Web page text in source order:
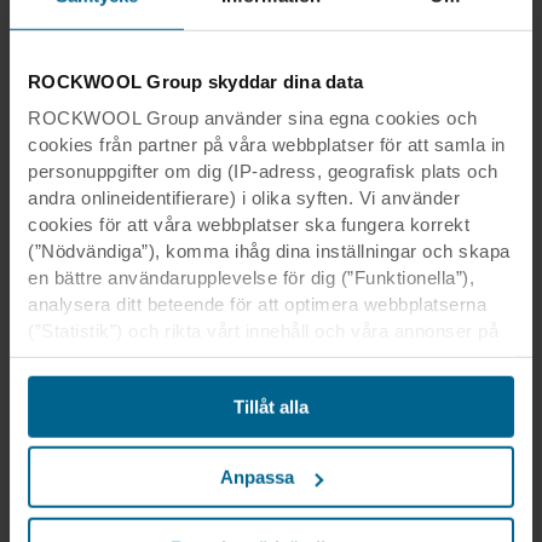
ROCKWOOL Group skyddar dina data
ROCKWOOL Group använder sina egna cookies och
cookies från partner på våra webbplatser för att samla in
personuppgifter om dig (IP-adress, geografisk plats och
andra onlineidentifierare) i olika syften. Vi använder
cookies för att våra webbplatser ska fungera korrekt
(”Nödvändiga”), komma ihåg dina inställningar och skapa
en bättre användarupplevelse för dig (”Funktionella”),
analysera ditt beteende för att optimera webbplatserna
sociala medier och externa webbplatser baserat på ditt
beteende på våra webbplatser (”Marknadsföring”).
Information om din användning av våra webbplatser kan
komma att lämnas ut till våra sociala medie-, reklam- och
uppgifter med annan information som de har fått tidigare
eller som de har samlat in genom din användning av
Tillåt alla
Anpassa
polyester, och utan designfrihet. Rockfon
gången kan du komponera en unik design för
olika utrymmen och projekt - med en
leveransklar lösning," sägerEdward Blake,
Produktchef hos Rockfon.
Besök produktsidan för Rockfon®
Lamella™ för att få veta mer